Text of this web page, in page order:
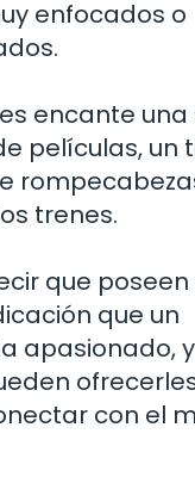
enfocados o
encante una
películas, un
trenes.
que
que un
apasionado,
con el